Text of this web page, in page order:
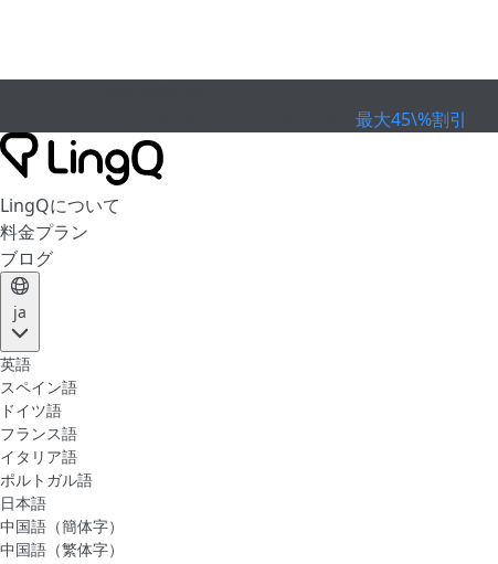
最大45\%割引
LingQについて
料金プラン
ブログ
ja
英語
スペイン語
ドイツ語
フランス語
イタリア語
ポルトガル語
日本語
中国語（簡体字）
中国語（繁体字）